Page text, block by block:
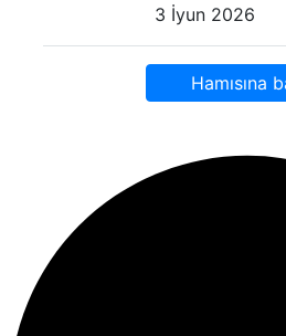
3 İyun 2026
Hamısına